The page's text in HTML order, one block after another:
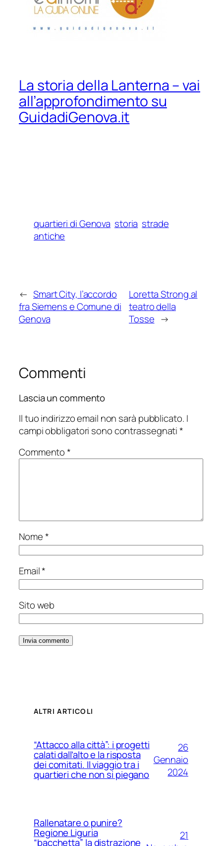
La storia della Lanterna – vai
all’approfondimento su
GuidadiGenova.it
quartieri di Genova storia strade
antiche
← Smart City, l’accordo
fra Siemens e Comune di
Genova
Loretta Strong al
teatro della
Tosse →
Commenti
Lascia un commento
Il tuo indirizzo email non sarà pubblicato. I
campi obbligatori sono contrassegnati*
Commento*
Nome*
Email*
Sito web
ALTRI ARTICOLI
“Attacco alla città”: i progetti
calati dall’alto e la risposta
dei comitati. Il viaggio tra i
quartieri che non si piegano
26
Gennaio
2024
Rallenatare o punire?
Regione Liguria
“bacchetta” la distrazione
21